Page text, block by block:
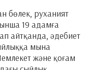
бөлек, руханият
19 адамға
айтқанда, әдебиет
мына
және қоғам